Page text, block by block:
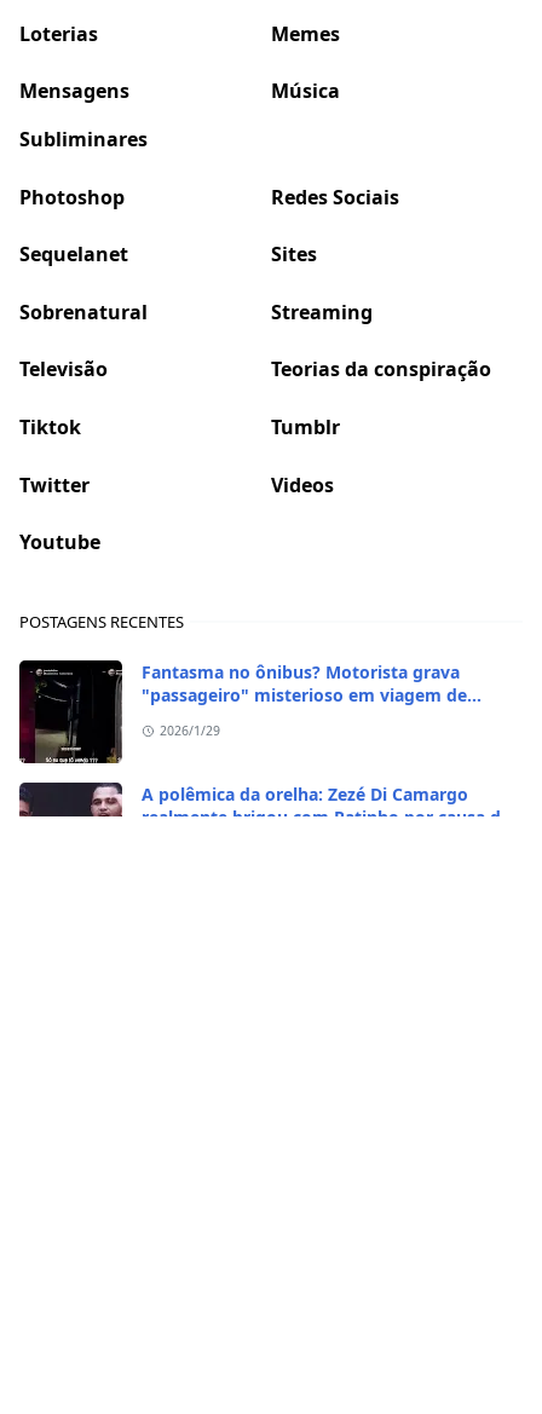
Loterias Memes
Mensagens
Subliminares
Música
Photoshop Redes Sociais
Sequelanet Sites
Sobrenatural Streaming
Televisão Teorias da conspiração
Tiktok Tumblr
Twitter Videos
Youtube
POSTAGENS RECENTES
Fantasma no ônibus? Motorista grava
"passageiro" misterioso em viagem de
2026/1/29
A polêmica da orelha: Zezé Di Camargo
realmente brigou com Ratinho por causa do